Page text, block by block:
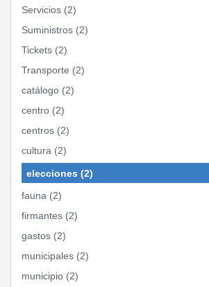
Servicios (2)
Suministros (2)
Tickets (2)
Transporte (2)
catálogo (2)
centro (2)
centros (2)
cultura (2)
elecciones (2)
fauna (2)
firmantes (2)
gastos (2)
municipales (2)
municipio (2)